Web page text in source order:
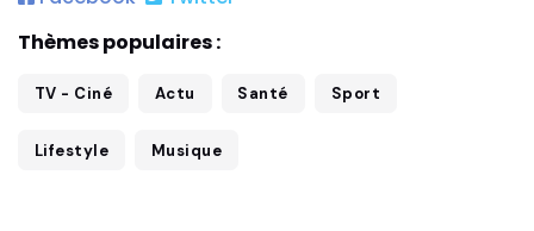
Thèmes populaires :
TV - Ciné Actu Santé Sport
Lifestyle Musique